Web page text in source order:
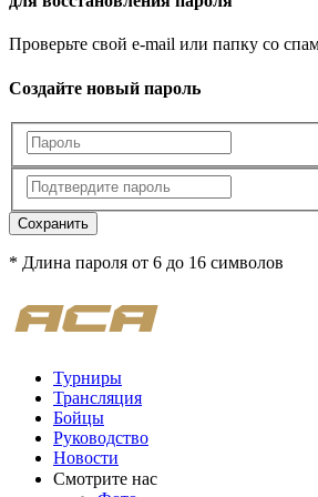
Проверьте свой e-mail или папку со
Создайте новый пароль
Сохранить
* Длина пароля от 6 до 16 символов
Турниры
Трансляция
Бойцы
Руководство
Новости
Смотрите нас